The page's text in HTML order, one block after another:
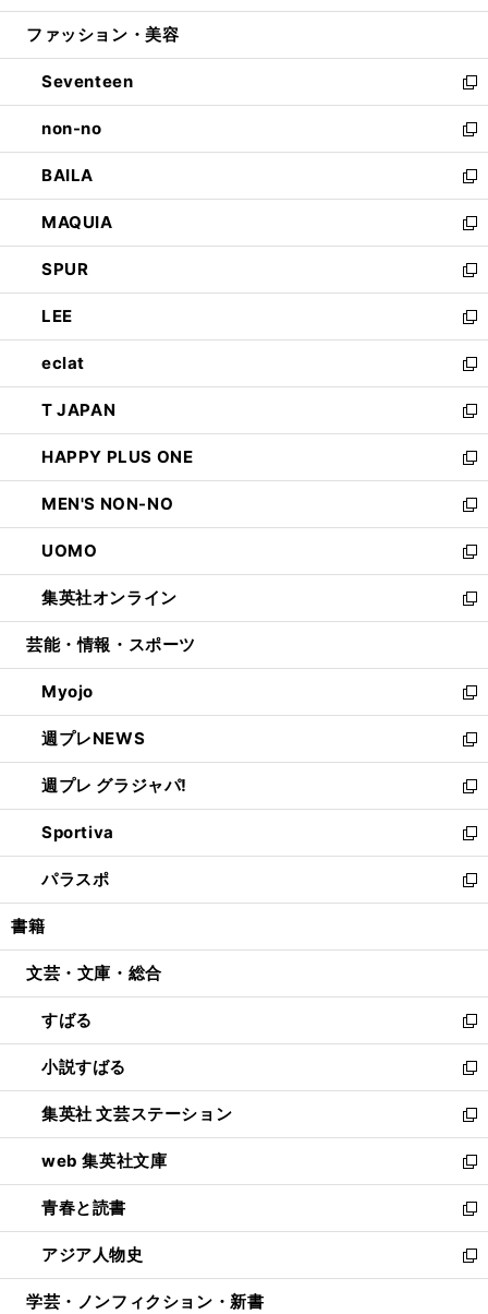
開
ウ
開
く
ン
ウ
で
開
く
ウ
ン
ド
ウ
で
開
く
ファッション・美容
Seventeen
新
し
い
ウ
ィ
ン
ド
ウ
で
開
く
non-no
新
し
い
ウ
ィ
ン
ド
ウ
で
開
く
BAILA
新
し
い
ウ
ィ
ン
ド
ウ
で
開
く
MAQUIA
新
し
い
ウ
ィ
ン
ド
ウ
で
開
く
SPUR
新
し
い
ウ
ィ
ン
ド
ウ
で
開
く
LEE
新
し
い
ウ
ィ
ン
ド
ウ
で
開
く
eclat
新
し
い
ウ
ィ
ン
ド
ウ
で
開
く
T JAPAN
新
し
い
ウ
ィ
ン
ド
ウ
で
開
HAPPY PLUS ONE
新
し
い
ウ
ィ
ン
ド
ウ
開
く
MEN'S NON-NO
新
し
い
ウ
ィ
ン
ウ
で
開
く
UOMO
新
し
い
ウ
ン
ド
ウ
で
開
く
集英社オンライン
新
し
ウ
ィ
ン
ド
ウ
で
開
く
芸能・情報・スポーツ
Myojo
新
し
い
ウ
ィ
ン
ド
ウ
で
開
週プレNEWS
新
し
い
ウ
ィ
ン
ド
ウ
開
週プレ グラジャパ!
新
し
い
ウ
ィ
ン
ウ
開
く
Sportiva
新
し
い
ウ
ン
ウ
で
開
く
パラスポ
新
し
ウ
ン
ド
ウ
で
開
く
書籍
文芸・文庫・総合
すばる
新
し
い
ウ
ィ
ン
ド
ウ
で
開
く
小説すばる
新
し
い
ウ
ィ
ン
ド
ウ
で
開
集英社 文芸ステーション
新
し
い
ウ
ィ
ン
ド
ウ
web 集英社文庫
新
し
い
ウ
ィ
ン
青春と読書
新
し
い
ウ
アジア人物史
新
し
学芸・ノンフィクション・新書